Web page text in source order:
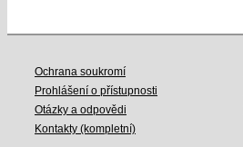
Ochrana soukromí
Prohlášení o přístupnosti
Otázky a odpovědi
Kontakty (kompletní)